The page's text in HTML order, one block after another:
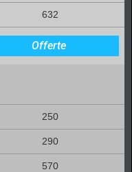
632
Offerte
250
290
570